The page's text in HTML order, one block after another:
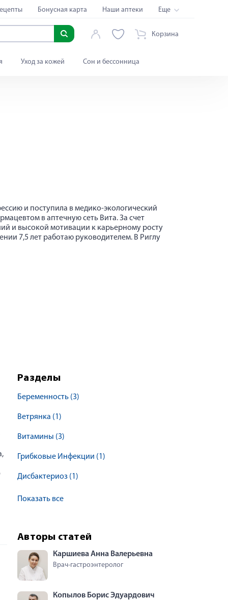
Бонусная карта Наши аптеки Еще
Корзина
Уход за кожей Сон и бессонница
и поступила в медико-экологический
в аптечную сеть Вита. За счет
и высокой мотивации к карьерному росту
7,5 лет работаю руководителем. В Риглу
Разделы
Беременность (3)
Ветрянка (1)
Витамины (3)
Грибковые Инфекции (1)
Дисбактериоз (1)
Показать все
Авторы статей
Каршиева Анна Валерьевна
Врач-гастроэнтеролог
Копылов Борис Эдуардович